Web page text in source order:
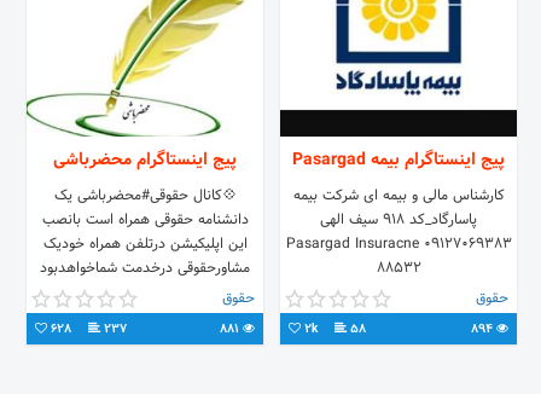
پیج اینستاگرام بیمه Pasargad
کارشناس مالی و بیمه ای شرکت بیمه
پاسارگاد_کد 918 سیف الهی
09127069383 Pasargad Insuracne
88532
حقوق
58
2k
پیج اینستاگرام محضرباشی
💠کانال حقوقی#محضرباشی یک
دانشنامه حقوقی همراه است بانصب
این اپلیکیشن درتلفن همراه خودیک
مشاورحقوقی درخدمت شماخواهدبود
https://telegram.me/mahzarbashi
حقوق
237
628